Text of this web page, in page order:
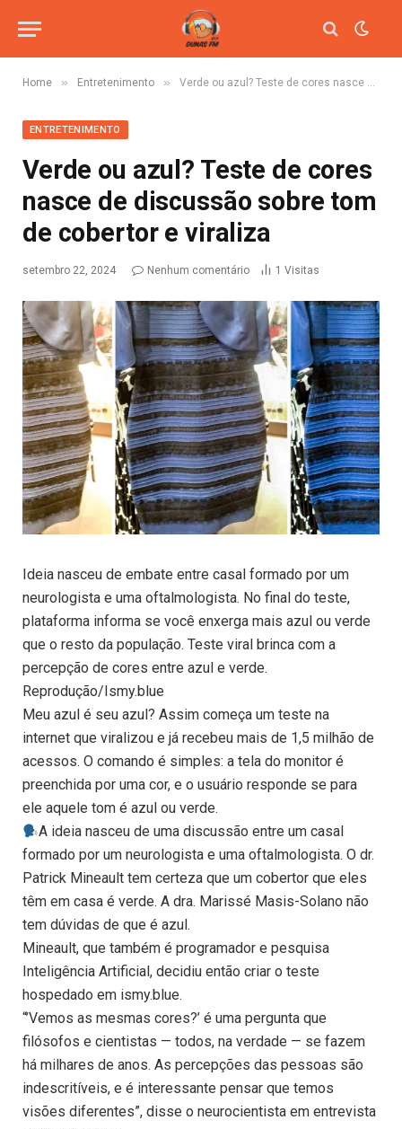
Home » Entretenimento » Verde ou azul? Teste de cores nasce de discussão sobre tom de cobertor e viraliza
ENTRETENIMENTO
Verde ou azul? Teste de cores
nasce de discussão sobre tom
de cobertor e viraliza
setembro 22, 2024 Nenhum comentário 1 Visitas
Ideia nasceu de embate entre casal formado por um
neurologista e uma oftalmologista. No final do teste,
plataforma informa se você enxerga mais azul ou verde
que o resto da população. Teste viral brinca com a
percepção de cores entre azul e verde.
Reprodução/Ismy.blue
Meu azul é seu azul? Assim começa um teste na
internet que viralizou e já recebeu mais de 1,5 milhão de
acessos. O comando é simples: a tela do monitor é
preenchida por uma cor, e o usuário responde se para
ele aquele tom é azul ou verde.
A ideia nasceu de uma discussão entre um casal
formado por um neurologista e uma oftalmologista. O dr.
Patrick Mineault tem certeza que um cobertor que eles
têm em casa é verde. A dra. Marissé Masis-Solano não
tem dúvidas de que é azul.
Mineault, que também é programador e pesquisa
Inteligência Artificial, decidiu então criar o teste
hospedado em ismy.blue.
“’Vemos as mesmas cores?’ é uma pergunta que
filósofos e cientistas — todos, na verdade — se fazem
há milhares de anos. As percepções das pessoas são
indescritíveis, e é interessante pensar que temos
visões diferentes”, disse o neurocientista em entrevista